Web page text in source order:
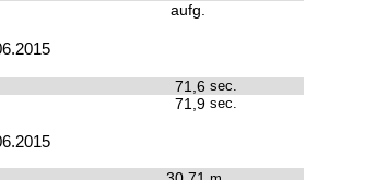
aufg.
71,6 sec.
71,9 sec.